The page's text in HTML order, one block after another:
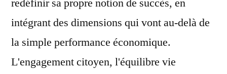
redéfinir sa propre notion de succès, en
intégrant des dimensions qui vont au-delà de
la simple performance économique.
L'engagement citoyen, l'équilibre vie